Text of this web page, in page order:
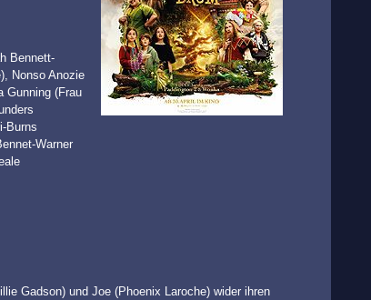
Bennett-
Nonso Anozie
Gunning (Frau
Burns
Warner
Gadson) und Joe (Phoenix Laroche) wider ihren